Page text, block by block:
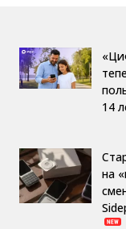
14
на